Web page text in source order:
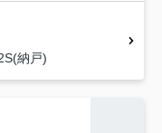
納戸)